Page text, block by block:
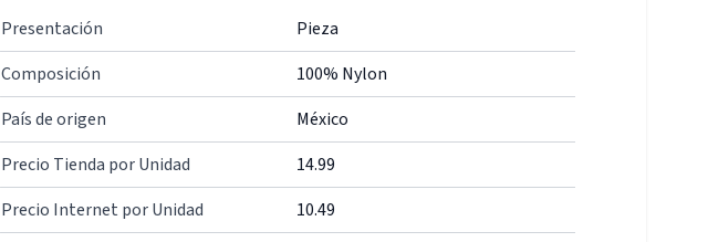
Presentación
Pieza
Composición
100% Nylon
País de origen
México
Precio Tienda por Unidad
14.99
Precio Internet por Unidad
10.49